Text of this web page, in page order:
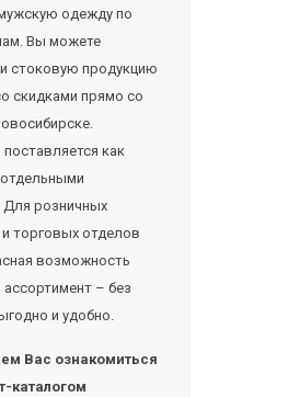
одежду по
Вы можете
стоковую продукцию
скидками прямо со
как
розничных
торговых отделов
возможность
– без
и удобно.
Вас ознакомиться
каталогом